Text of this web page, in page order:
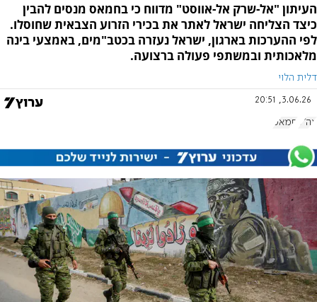
העיתון "אל-שרק אל-אווסט" מדווח כי בחמאס מנסים להבין
כיצד הצליחה ישראל לאתר את בכירי הזרוע הצבאית שחוסלו.
לפי ההערכות בארגון, ישראל נעזרה בכטב"מים, באמצעי בינה
מלאכותית ובמשתפי פעולה ברצועה.
דלית הלוי
3.06.26, 20:51
צה"ל חמאס